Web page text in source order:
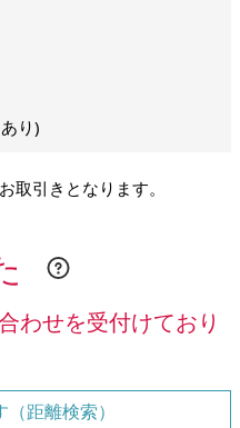
り)
引きとなります。
わせを受付けており
距離検索）